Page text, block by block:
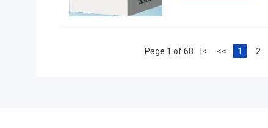
Page 1 of 68 |< << 1 2